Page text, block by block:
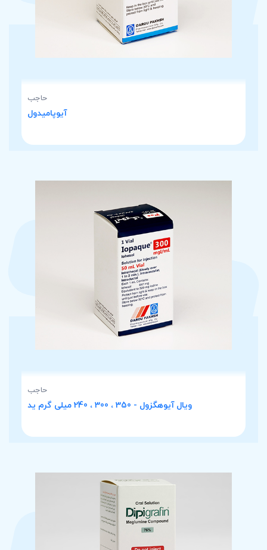
حاجب
آیوپامیدول
حاجب
ویال آیوهگزول - 350 ، 300 ، 240 میلی گرم ید